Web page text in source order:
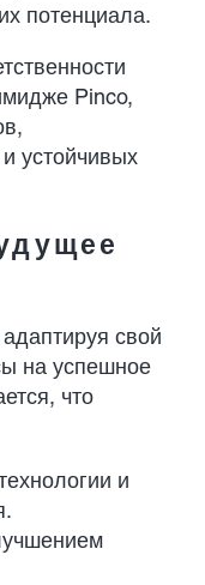
потенциала.
Pinco,
устойчивых
свой
на успешное
что
и